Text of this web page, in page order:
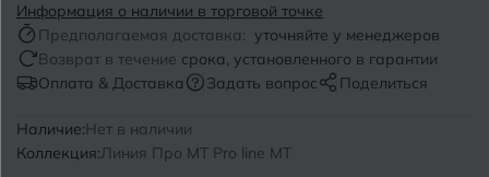
Информация о наличии в торговой точке
Предполагаемая доставка: уточняйте у менеджеров
Возврат в течение срока, установленного в гарантии
Оплата & Доставка
Задать вопрос Поделиться
Наличие:Нет в наличии
Коллекция:Линия Про MT Pro line MT
Г Геленджик
Грозный
Д Дмитровград
Ставрополь
Сыктывкар
Таганрог